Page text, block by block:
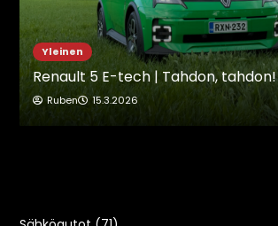
Yleinen
Renault 5 E-tech | Tahdon, tahdon!
Ruben 15.3.2026